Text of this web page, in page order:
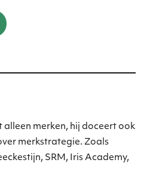
alleen merken, hij doceert ook
merkstrategie. Zoals
SRM, Iris Academy,